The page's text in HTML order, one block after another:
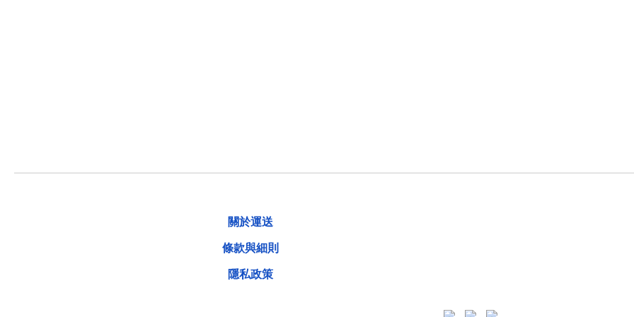
關於運送
條款與細則
隱私政策